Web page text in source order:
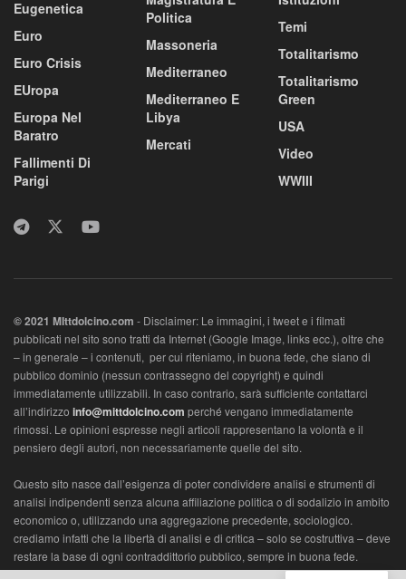
Eugenetica
Euro
Euro Crisis
EUropa
Europa Nel
Baratro
Fallimenti Di
Parigi
Politica
Massoneria
Mediterraneo
Mediterraneo E
Libya
Mercati
Temi
Totalitarismo
Totalitarismo
Green
USA
Video
WWIII
© 2021 MIttdolcino.com - Disclaimer: Le immagini, i tweet e i filmati
pubblicati nel sito sono tratti da Internet (Google Image, links ecc.), oltre che
– in generale – i contenuti, per cui riteniamo, in buona fede, che siano di
pubblico dominio (nessun contrassegno del copyright) e quindi
immediatamente utilizzabili. In caso contrario, sarà sufficiente contattarci
all’indirizzo info@mittdolcino.com perché vengano immediatamente
rimossi. Le opinioni espresse negli articoli rappresentano la volontà e il
pensiero degli autori, non necessariamente quelle del sito.
Questo sito nasce dall’esigenza di poter condividere analisi e strumenti di
analisi indipendenti senza alcuna affiliazione politica o di sodalizio in ambito
economico o, utilizzando una aggregazione precedente, sociologico.
crediamo infatti che la libertà di analisi e di critica – solo se costruttiva – deve
restare la base di ogni contraddittorio pubblico, sempre in buona fede.
L’ambito vuole essere economico, con lo scopo di di analizzare la società